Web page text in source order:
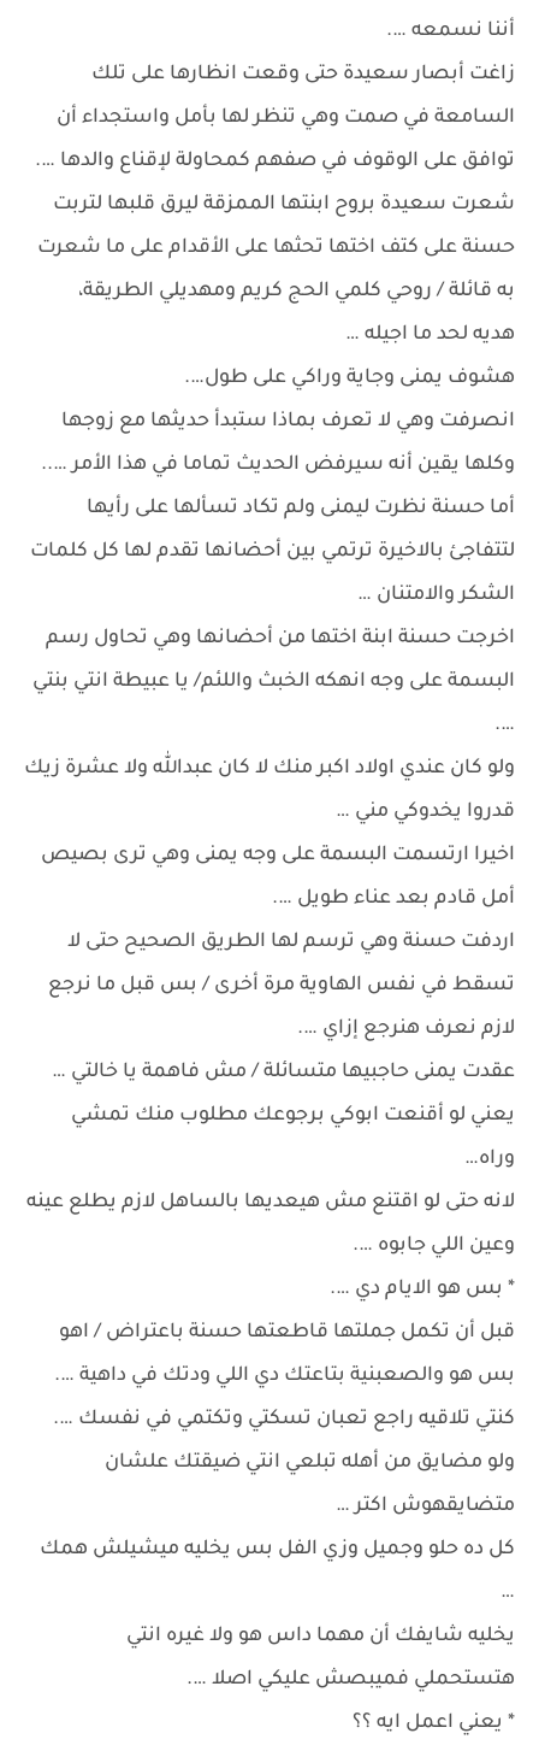
أننا نسمعه ….
زاغت أبصار سعيدة حتى وقعت انظارها على تلك
السامعة في صمت وهي تنظر لها بأمل واستجداء أن
توافق على الوقوف في صفهم كمحاولة لإقناع والدها ….
شعرت سعيدة بروح ابنتها الممزقة ليرق قلبها لتربت
حسنة على كتف اختها تحثها على الأقدام على ما شعرت
به قائلة / روحي كلمي الحج كريم ومهديلي الطريقة،
هديه لحد ما اجيله …
هشوف يمنى وجاية وراكي على طول….
انصرفت وهي لا تعرف بماذا ستبدأ حديثها مع زوجها
وكلها يقين أنه سيرفض الحديث تماما في هذا الأمر …..
أما حسنة نظرت ليمنى ولم تكاد تسألها على رأيها
لتتفاجئ بالاخيرة ترتمي بين أحضانها تقدم لها كل كلمات
الشكر والامتنان …
اخرجت حسنة ابنة اختها من أحضانها وهي تحاول رسم
البسمة على وجه انهكه الخبث واللئم/ يا عبيطة انتي بنتي
….
ولو كان عندي اولاد اكبر منك لا كان عبدالله ولا عشرة زيك
قدروا يخدوكي مني …
اخيرا ارتسمت البسمة على وجه يمنى وهي ترى بصيص
أمل قادم بعد عناء طويل ….
اردفت حسنة وهي ترسم لها الطريق الصحيح حتى لا
تسقط في نفس الهاوية مرة أخرى / بس قبل ما نرجع
لازم نعرف هنرجع إزاي ….
عقدت يمنى حاجبيها متسائلة / مش فاهمة يا خالتي …
يعني لو أقنعت ابوكي برجوعك مطلوب منك تمشي
وراه…
لانه حتى لو اقتنع مش هيعديها بالساهل لازم يطلع عينه
وعين اللي جابوه ….
* بس هو الايام دي ….
قبل أن تكمل جملتها قاطعتها حسنة باعتراض / اهو
بس هو والصعبنية بتاعتك دي اللي ودتك في داهية ….
كنتي تلاقيه راجع تعبان تسكتي وتكتمي في نفسك ….
ولو مضايق من أهله تبلعي انتي ضيقتك علشان
متضايقهوش اكتر …
كل ده حلو وجميل وزي الفل بس يخليه ميشيلش همك
…
يخليه شايفك أن مهما داس هو ولا غيره انتي
هتستحملي فميبصش عليكي اصلا ….
* يعني اعمل ايه ؟؟